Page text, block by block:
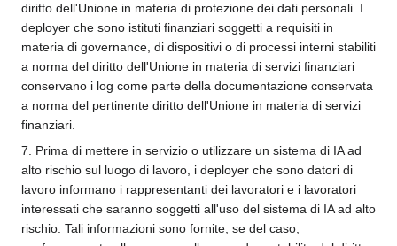
diritto dell'Unione in materia di protezione dei dati personali. I
deployer che sono istituti finanziari soggetti a requisiti in
materia di governance, di dispositivi o di processi interni stabiliti
a norma del diritto dell'Unione in materia di servizi finanziari
conservano i log come parte della documentazione conservata
a norma del pertinente diritto dell'Unione in materia di servizi
finanziari.
7. Prima di mettere in servizio o utilizzare un sistema di IA ad
alto rischio sul luogo di lavoro, i deployer che sono datori di
lavoro informano i rappresentanti dei lavoratori e i lavoratori
interessati che saranno soggetti all'uso del sistema di IA ad alto
rischio. Tali informazioni sono fornite, se del caso,